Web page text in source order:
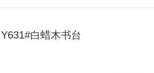
Y631#白蜡木书台